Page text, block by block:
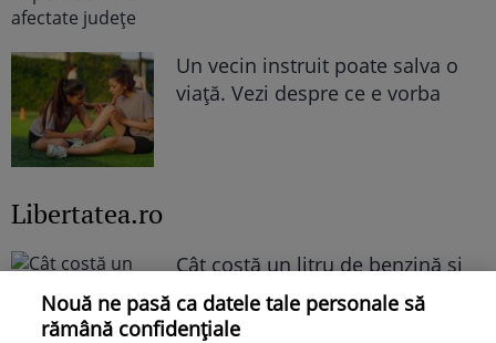
Un vecin instruit poate salva o
viață. Vezi despre ce e vorba
Libertatea.ro
Cât costă un litru de benzină și
motorină, marți, 21 iulie 2026, în
București, Iași, Cluj-Napoca,
Nouă ne pasă ca datele tale personale să
rămână confidențiale